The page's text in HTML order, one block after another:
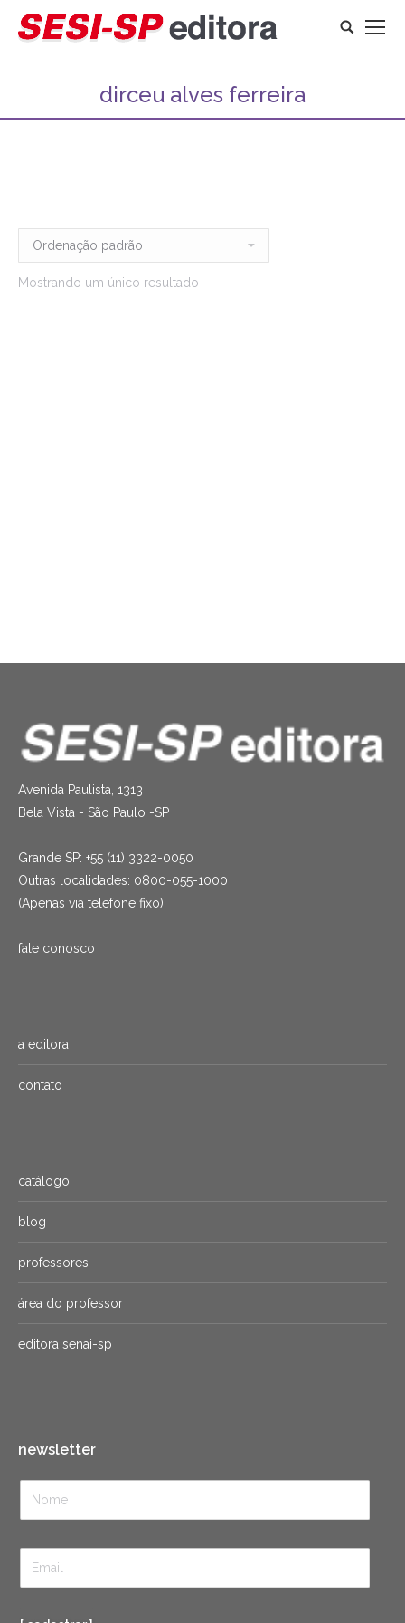
Search:
dirceu alves ferreira
Mostrando um único resultado
Avenida Paulista, 1313
Bela Vista - São Paulo -SP
Grande SP: +55 (11) 3322-0050
Outras localidades: 0800-055-1000
(Apenas via telefone fixo)
fale conosco
a editora
contato
catálogo
blog
professores
área do professor
editora senai-sp
newsletter